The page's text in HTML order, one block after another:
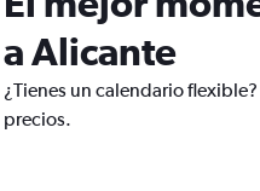
a Alicante
¿Tienes un calendario
precios.